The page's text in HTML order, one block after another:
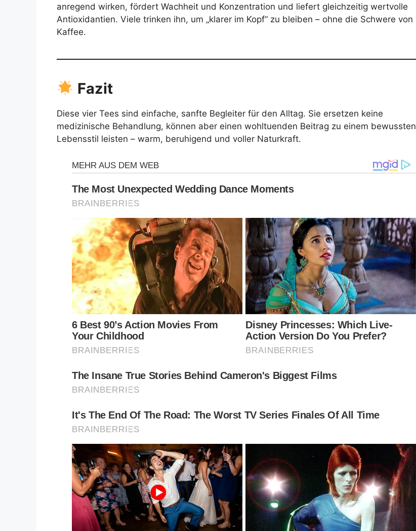
anregend wirken, fördert Wachheit und Konzentration und liefert gleichzeitig wertvolle
Antioxidantien. Viele trinken ihn, um „klarer im Kopf“ zu bleiben – ohne die Schwere von
Kaffee.
Fazit
Diese vier Tees sind einfache, sanfte Begleiter für den Alltag. Sie ersetzen keine
medizinische Behandlung, können aber einen wohltuenden Beitrag zu einem bewussten
Lebensstil leisten – warm, beruhigend und voller Naturkraft.